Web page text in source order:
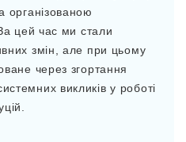
організованою
цей час ми стали
змін, але при цьому
через згортання
викликів у роботі